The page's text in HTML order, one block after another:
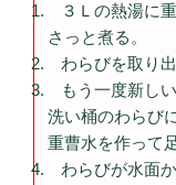
３Ｌの熱湯に
さっと煮る。
わらびを取り
もう一度新し
洗い桶のわらび
重曹水を作って
わらびが水面